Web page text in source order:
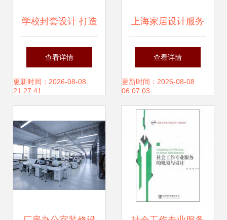
学校封套设计 打造
优雅大方的校园形
象 —— 精选专业
查看详情
更新时间：2026-08-08
21:27:41
上海家居设计服务
重塑生活空间的專
業美學
查看详情
更新时间：2026-08-08
06:07:03